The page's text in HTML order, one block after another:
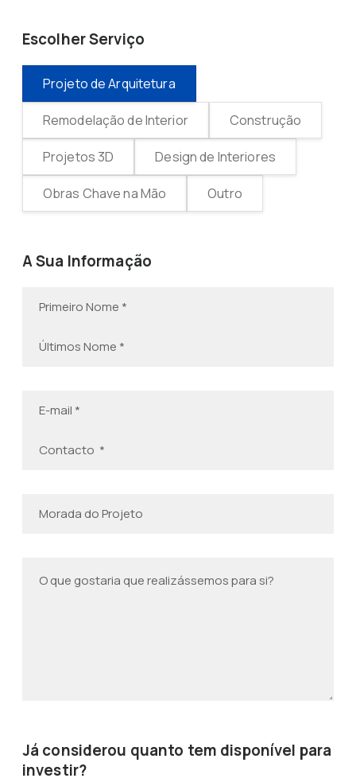
Escolher Serviço
Projeto de Arquitetura
Remodelação de Interior Construção
Projetos 3D Design de Interiores
Obras Chave na Mão Outro
A Sua Informação
Já considerou quanto tem disponível para
investir?